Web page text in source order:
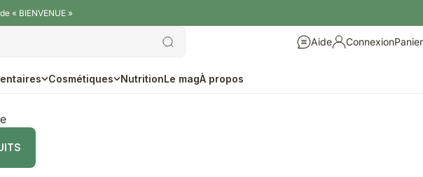
« BIENVENUE »
Cosmétiques NutritionLe magÀ propos
Aide
Aide
Connexion
ConnexionPanier